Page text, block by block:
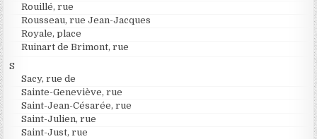
Rouillé, rue
Rousseau, rue Jean-Jacques
Royale, place
Ruinart de Brimont, rue
S
Sacy, rue de
Sainte-Geneviève, rue
Saint-Jean-Césarée, rue
Saint-Julien, rue
Saint-Just, rue